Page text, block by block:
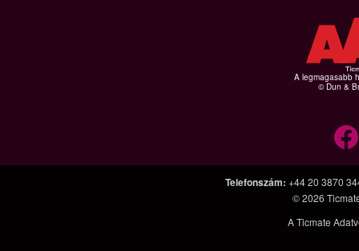
A legmagasabb
© Dun &
Telefonszám: +44 20 3870
© 2026
A Ticmate